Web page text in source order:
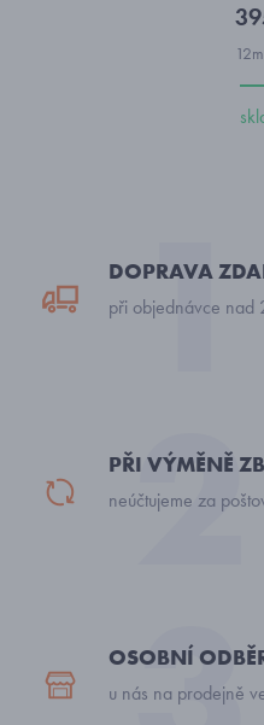
12m
DOPRAVA
při objednávce nad
PŘI VÝMĚNĚ
neúčtujeme za
OSOBNÍ
u nás na prodejně